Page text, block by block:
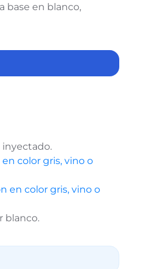
base en blanco,
color gris, vino o
en color gris, vino o
blanco.